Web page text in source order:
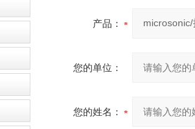
产品：
您的单位：
您的姓名：